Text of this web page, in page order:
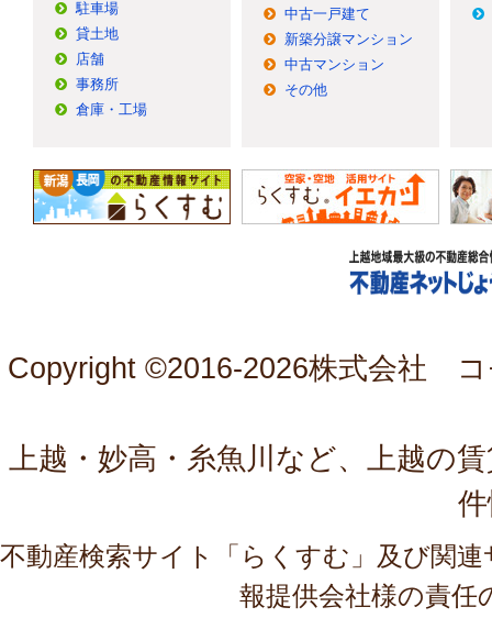
駐車場
貸土地
店舗
事務所
倉庫・工場
中古一戸建て
新築分譲マンション
中古マンション
その他
Copyright ©2016-2026株式会社 コ
上越・妙高・糸魚川など、上越の
不動産検索サイト「らくすむ」及び関
報提供会社様の責